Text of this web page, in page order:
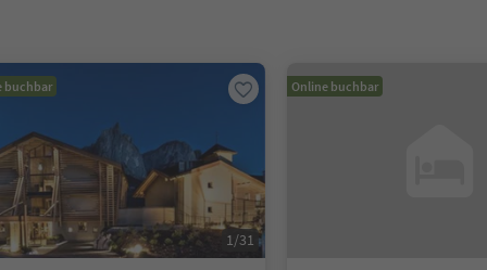
buchbar
1/31
Online buchbar